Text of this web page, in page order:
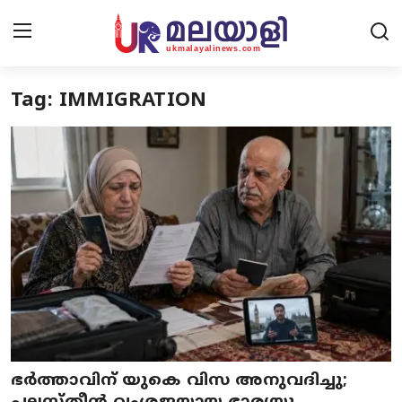
Home
Contact Us
UK News
Europe News
National
Kerala News
Tag: IMMIGRATION
ഭർത്താവിന് യുകെ വിസ അനുവദിച്ചു;